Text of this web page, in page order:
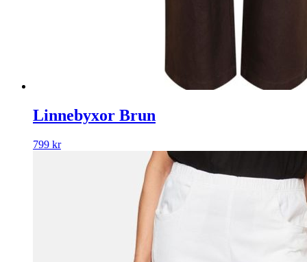
Linnebyxor Brun
799 kr